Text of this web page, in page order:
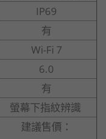
IP69
有
Wi-Fi 7
6.0
有
螢幕下指紋辨識
建議售價：